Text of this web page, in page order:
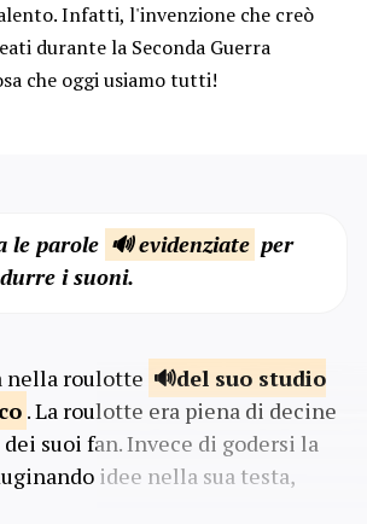
Infatti, l'invenzione che creò
durante la Seconda Guerra
che oggi usiamo tutti!
le parole 🔊 evidenziate per
i suoni.
nella roulotte
del suo studio
. La roulotte era piena di decine
suoi fan. Invece di godersi la
idee nella sua testa,